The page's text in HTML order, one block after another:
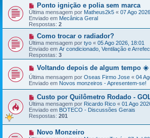
N
o
v
a
m
e
n
s
a
g
e
m
Ponto ignição e polia sem marca
Última mensagem por Matheus2k5 « 07 Ago
Enviado em Mecânica Geral
Respostas: 2
N
o
v
a
m
e
s
a
g
e
m
Como trocar o radiador?
Última mensagem por tyo « 05 Ago 2026, 18:01
Enviado em Ar condicionado, Ventilação e
Respostas: 3
N
v
a
m
e
n
s
a
g
e
m
Voltando depois de algum tempo ☀️
Última mensagem por Oseas Firmo Jose « 04
Enviado em Novos monzeiros - Apresentem-se!
N
o
v
a
m
e
Custo por Quilômetro Rodado -
Última mensagem por Ricardo Rico « 01 Ago
Enviado em BOTECO - Discussões Gerais
Respostas: 201
NNovo Monzeiro